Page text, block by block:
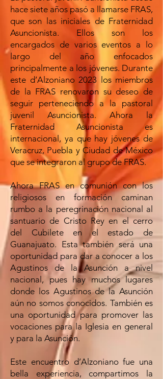
hace siete años pasó a llamarse FRAS,
que son las iniciales de Fraternidad
Asuncionista. Ellos son los
encargados de varios eventos a lo
largo del año enfocados
principalmente a los jóvenes. Durante
este d’Alzoniano 2023 los miembros
de la FRAS renovaron su deseo de
seguir perteneciendo a la pastoral
juvenil Asuncionista. Ahora la
Fraternidad Asuncionista es
internacional, ya que hay jóvenes de
Veracruz, Puebla y Ciudad de México
que se integraron al grupo de FRAS.
Ahora FRAS en comunión con los
religiosos en formación caminan
rumbo a la peregrinación nacional al
santuario de Cristo Rey en el cerro
del Cubilete en el estado de
Guanajuato. Esta también será una
oportunidad para dar a conocer a los
Agustinos de la Asunción a nivel
nacional, pues hay muchos lugares
donde los Agustinos de la Asunción
aún no somos conocidos. También es
una oportunidad para promover las
vocaciones para la Iglesia en general
y para la Asunción.
Este encuentro d’Alzoniano fue una
bella experiencia, compartimos la